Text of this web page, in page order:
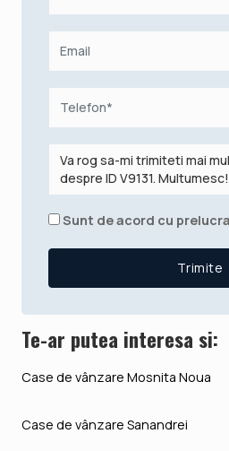
Sunt de acord cu
Te-ar putea interesa si:
Case de vânzare Mosnita Noua
Case de vânzare Sanandrei